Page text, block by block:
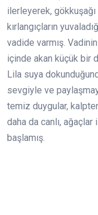
ilerleyerek,
kırlangıçların
vadide varmış.
içinde akan küçük bir
Lila suya
sevgiyle ve
temiz duygular,
daha da canlı,
başlamış.